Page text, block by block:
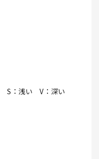
S：浅い V：深い